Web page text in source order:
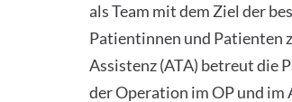
als Team mit dem Ziel der
Patientinnen und Patienten
Assistenz (ATA) betreut die
der Operation im OP und